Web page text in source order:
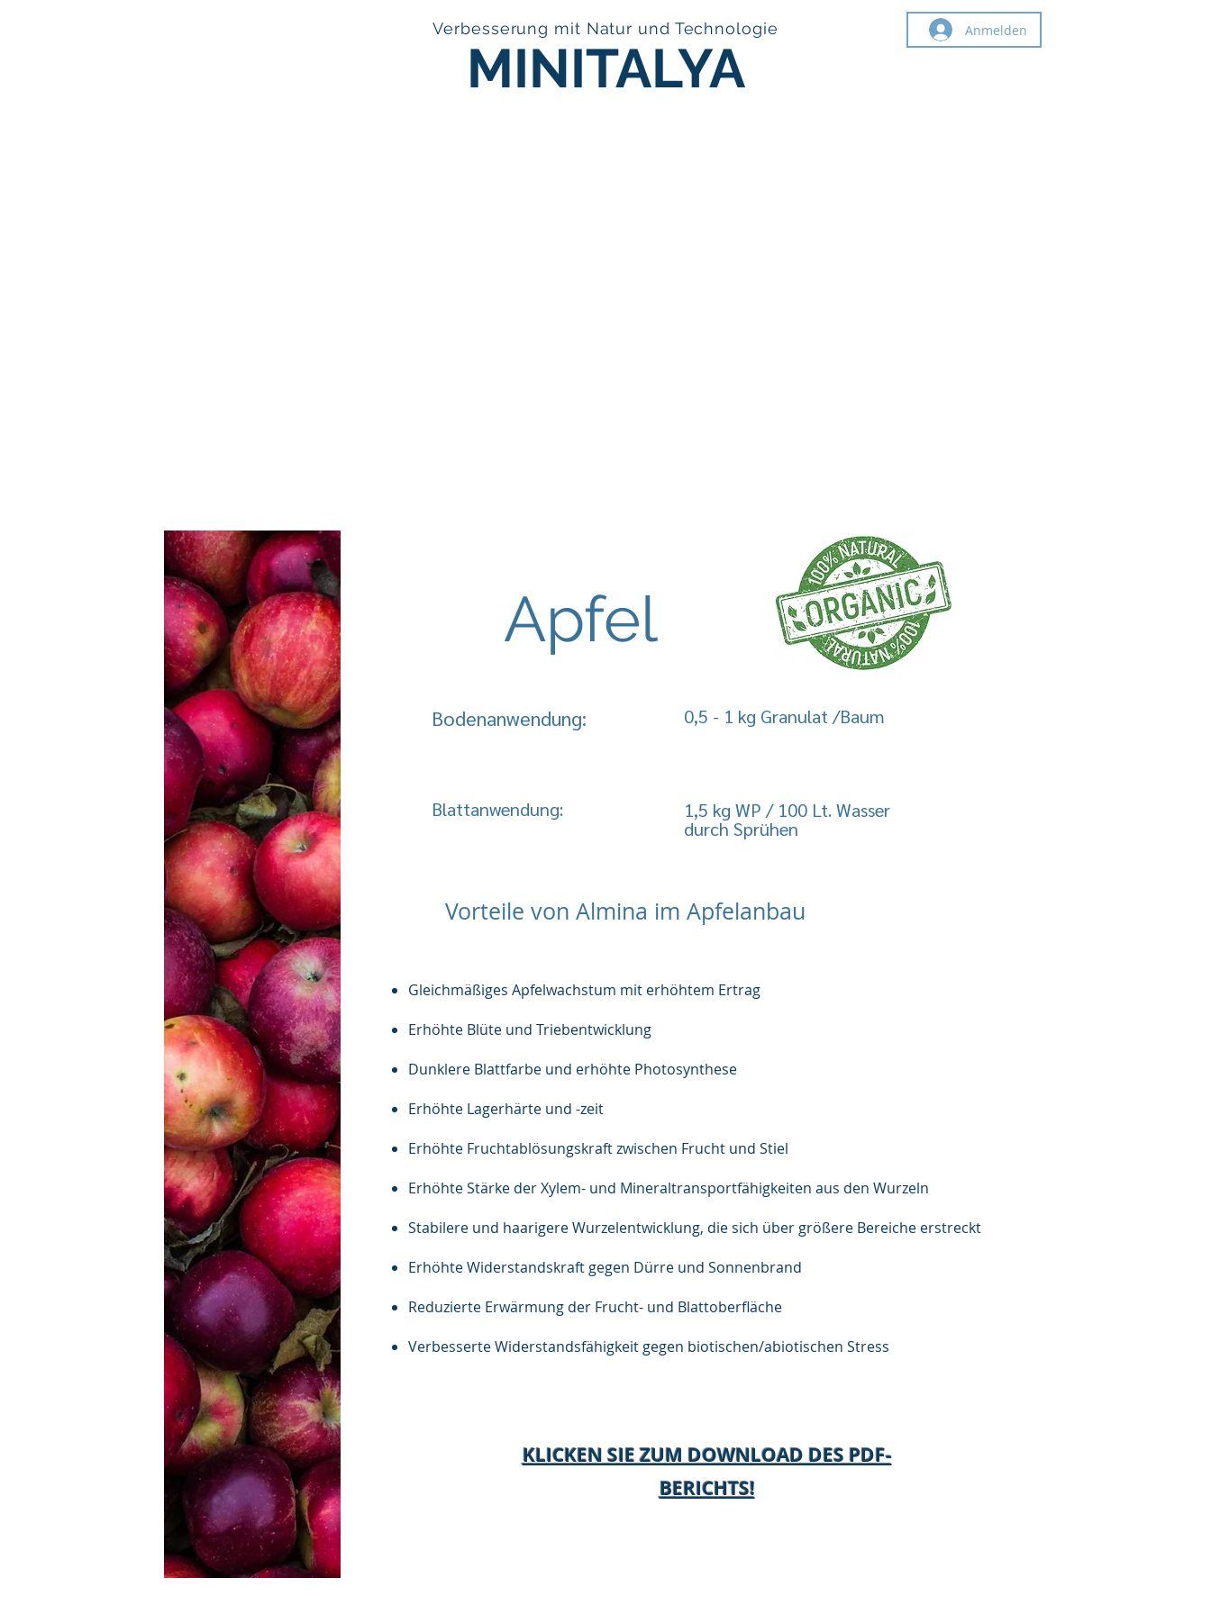
Verbesserung mit Natur und Technologie
MINITALYA
Anmelden
Apfel
Bodenanwendung: 0,5 - 1 kg Granulat /Baum
Blattanwendung:
1,5 kg WP / 100 Lt. Wasser
durch Sprühen
Vorteile von Almina im Apfelanbau
Gleichmäßiges Apfelwachstum mit erhöhtem Ertrag
Erhöhte Blüte und Triebentwicklung
Dunklere Blattfarbe und erhöhte Photosynthese
Erhöhte Lagerhärte und -zeit
Erhöhte Fruchtablösungskraft zwischen Frucht und Stiel
Erhöhte Stärke der Xylem- und Mineraltransportfähigkeiten aus den Wurzeln
Stabilere und haarigere Wurzelentwicklung, die sich über größere Bereiche erstreckt
Erhöhte Widerstandskraft gegen Dürre und Sonnenbrand
Reduzierte Erwärmung der Frucht- und Blattoberfläche
Verbesserte Widerstandsfähigkeit gegen biotischen/abiotischen Stress
KLICKEN SIE ZUM DOWNLOAD DES PDF-
BERICHTS!